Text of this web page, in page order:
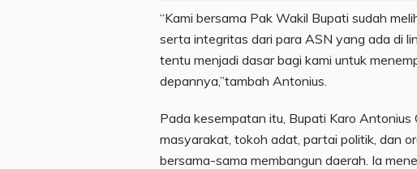
“Kami bersama Pak Wakil Bupati sudah
serta integritas dari para ASN yang ada di
tentu menjadi dasar bagi kami untuk
depannya,”tambah Antonius.
Pada kesempatan itu, Bupati Karo Antonius
masyarakat, tokoh adat, partai politik, dan
bersama-sama membangun daerah. Ia